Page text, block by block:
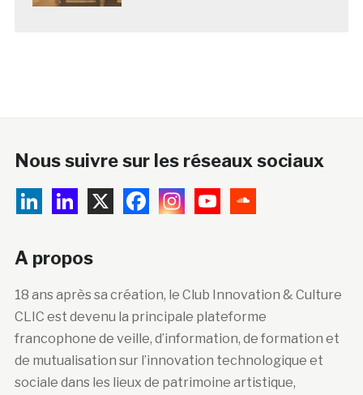
Nous suivre sur les réseaux sociaux
A propos
18 ans après sa création, le Club Innovation & Culture
CLIC est devenu la principale plateforme
francophone de veille, d’information, de formation et
de mutualisation sur l’innovation technologique et
sociale dans les lieux de patrimoine artistique,